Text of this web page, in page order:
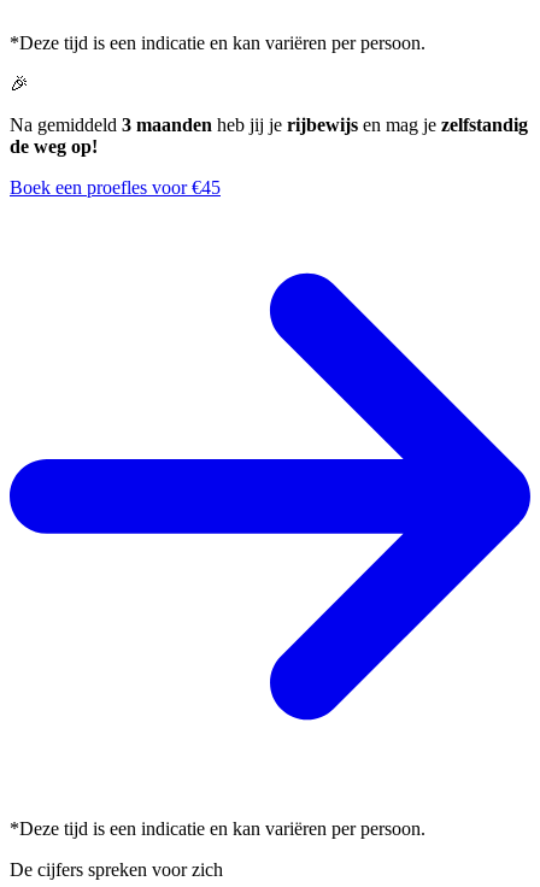
*Deze tijd is een indicatie en kan variëren per persoon.
🎉
Na gemiddeld 3 maanden heb jij je rijbewijs en mag je zelfstandig
de weg op!
Boek een proefles voor €45
*Deze tijd is een indicatie en kan variëren per persoon.
De cijfers spreken voor zich